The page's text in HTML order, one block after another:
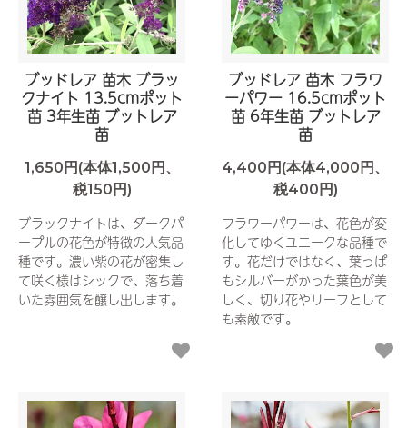
ブッドレア 苗木 ブラッ
クナイト 13.5cmポット
苗 3年生苗 ブットレア
苗
1,650円(本体1,500円、
税150円)
ブラックナイトは、ダークパ
ープルの花色が特徴の人気品
種です。濃い紫の花が密集し
て咲く様はシックで、落ち着
いた雰囲気を醸し出します。
ブッドレア 苗木 フラワ
ーパワー 16.5cmポット
苗 6年生苗 ブットレア
苗
4,400円(本体4,000円、
税400円)
フラワーパワーは、花色が変
化してゆくユニークな品種で
す。花だけではなく、葉っぱ
もシルバーがかった葉色が美
しく、切り花やリーフとして
も素敵です。